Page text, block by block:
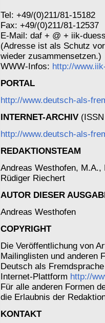
Tel: +49/(0)211/81-15182
Fax: +49/(0)211/81-12537
E-Mail: daf + @ + iik-
(Adresse ist als Schutz
wieder zusammensetzen.)
WWW-Infos: http://
PORTAL
http://www.deutsch-als-
INTERNET-ARCHIV
http://www.deutsch-als-
REDAKTIONSTEAM
Andreas Westhofen, M.A.,
Rüdiger Riechert
AUTOR DIESER
Andreas Westhofen
COPYRIGHT
Die Veröffentlichung von
Mailinglisten und anderen
Deutsch als
Internet-Plattform http://
Für alle anderen Formen
die Erlaubnis der
KONTAKT